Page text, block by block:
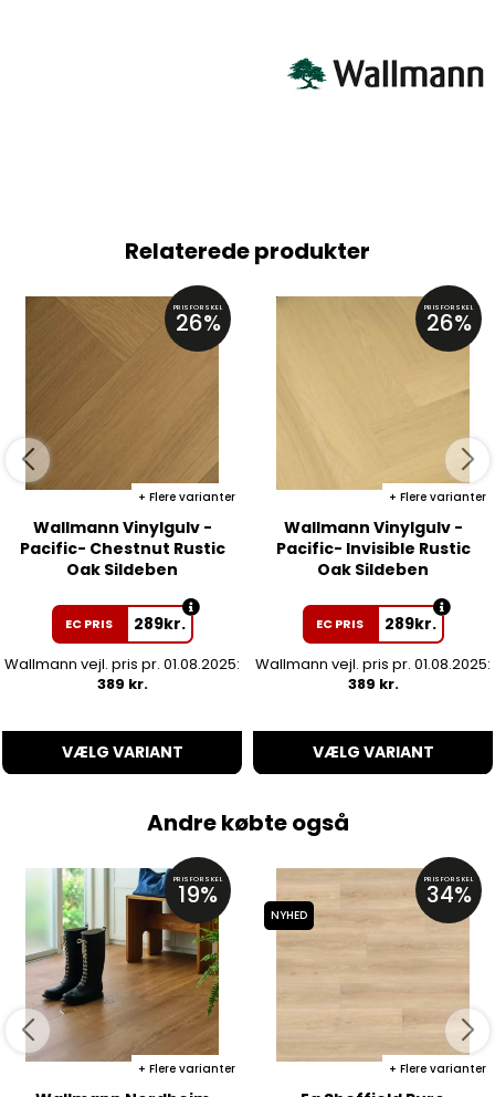
Relaterede produkter
PRISFORSKEL
26%
Flere varianter
Wallmann Vinylgulv -
Pacific- Chestnut Rustic
Oak Sildeben
EC PRIS 289kr.
Wallmann vejl. pris pr. 01.08.2025:
389 kr.
VÆLG VARIANT
PRISFORSKEL
26%
Flere varianter
Wallmann Vinylgulv -
Pacific- Invisible Rustic
Oak Sildeben
EC PRIS 289kr.
Wallmann vejl. pris pr. 01.08.2025:
389 kr.
VÆLG VARIANT
Andre købte også
PRISFORSKEL
19%
Flere varianter
PRISFORSKEL
34%
Flere varianter
NYHED